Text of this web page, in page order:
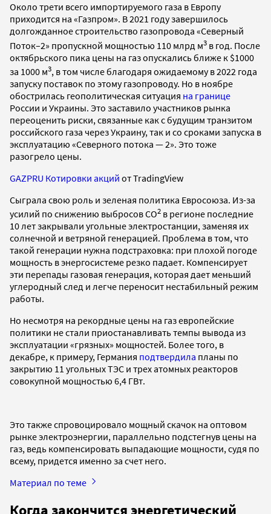
Около трети всего импортируемого газа в Европу
приходится на «Газпром». В 2021 году завершилось
долгожданное строительство газопровода «Северный
Поток–2» пропускной мощностью 110 млрд м3 в год. После
октябрьского пика цены на газ опускались ближе к $1000
за 1000 м3, в том числе благодаря ожидаемому в 2022 года
запуску поставок по этому газопроводу. Но в ноябре
обострилась геополитическая ситуация на границе
России и Украины. Это заставило участников рынка
переоценить риски, связанные как с будущим транзитом
российского газа через Украину, так и со сроками запуска в
эксплуатацию «Северного потока — 2». Это тоже
разогрело цены.
GAZPRU Котировки акций от TradingView
Сыграла свою роль и зеленая политика Евросоюза. Из-за
усилий по снижению выбросов CO2 в регионе последние
10 лет закрывали угольные электростанции, заменяя их
солнечной и ветряной генерацией. Проблема в том, что
такой генерации нужна подстраховка: при плохой погоде
мощность в энергосистеме резко падает. Компенсирует
эти перепады газовая генерация, которая дает меньший
углеродный след и легче переносит нестабильный режим
работы.
Но несмотря на рекордные цены на газ европейские
политики не стали приостанавливать темпы вывода из
эксплуатации «грязных» мощностей. Более того, в
декабре, к примеру, Германия подтвердила планы по
закрытию 11 угольных ТЭС и трех атомных реакторов
совокупной мощностью 6,4 ГВт.
Это также спровоцировало мощный скачок на оптовом
рынке электроэнергии, параллельно подстегнув цены на
газ, ведь компенсировать выпадающие мощности, судя по
всему, придется именно за счет него.
Материал по теме
Когда закончится энергетический